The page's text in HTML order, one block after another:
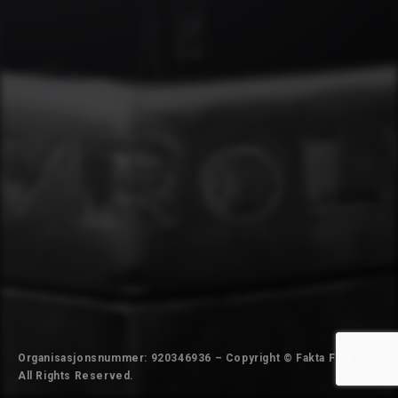
Organisasjonsnummer: 920346936 – Copyright © Fakta Film AS.
All Rights Reserved.